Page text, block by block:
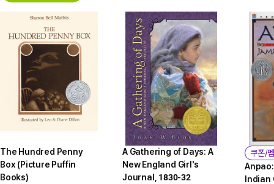
The Hundred Penny
Box (Picture Puffin
Books)
A Gathering of Days: A
New England Girl's
Journal, 1830-32
쿠폰/
Indian